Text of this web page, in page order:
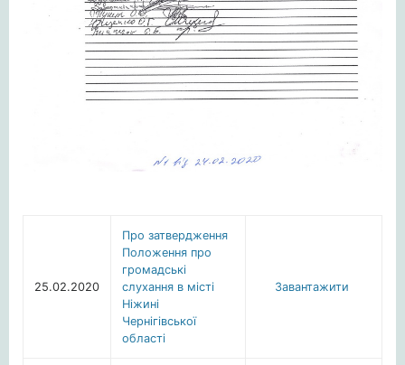
25.02.2020
Про затвердження
Положення про
громадські
слухання в місті
Ніжині
Чернігівської
області
Завантажити